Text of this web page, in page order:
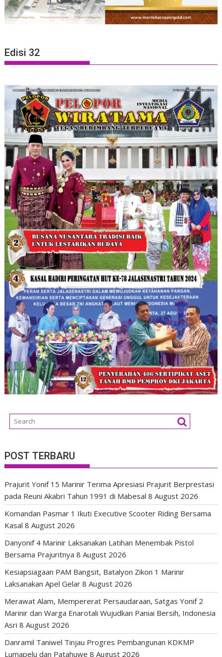
Edisi 32
POST TERBARU
Prajurit Yonif 15 Marinir Terima Apresiasi Prajurit Berprestasi
pada Reuni Akabri Tahun 1991 di Mabesal 8 August 2026
Komandan Pasmar 1 Ikuti Executive Scooter Riding Bersama
Kasal 8 August 2026
Danyonif 4 Marinir Laksanakan Latihan Menembak Pistol
Bersama Prajuritnya 8 August 2026
Kesiapsiagaan PAM Bangsit, Batalyon Zikon 1 Marinir
Laksanakan Apel Gelar 8 August 2026
Merawat Alam, Mempererat Persaudaraan, Satgas Yonif 2
Marinir dan Warga Enarotali Wujudkan Paniai Bersih, Indonesia
Asri 8 August 2026
Danramil Taniwel Tinjau Progres Pembangunan KDKMP
Lumapelu dan Patahuwe 8 August 2026